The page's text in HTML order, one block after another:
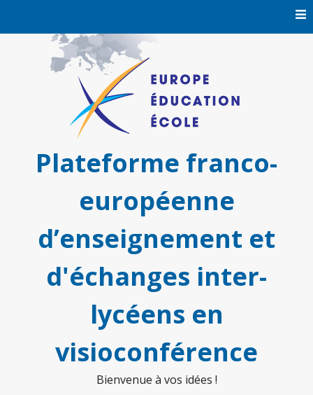
Plateforme franco-
européenne
d’enseignement et
d'échanges inter-
lycéens en
visioconférence
Bienvenue à vos idées !